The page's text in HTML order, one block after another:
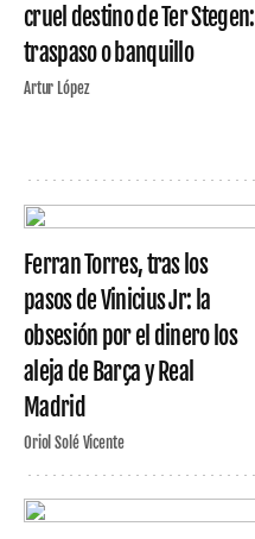
cruel destino de Ter Stegen:
traspaso o banquillo
Artur López
Ferran Torres, tras los
pasos de Vinicius Jr: la
obsesión por el dinero los
aleja de Barça y Real
Madrid
Oriol Solé Vicente